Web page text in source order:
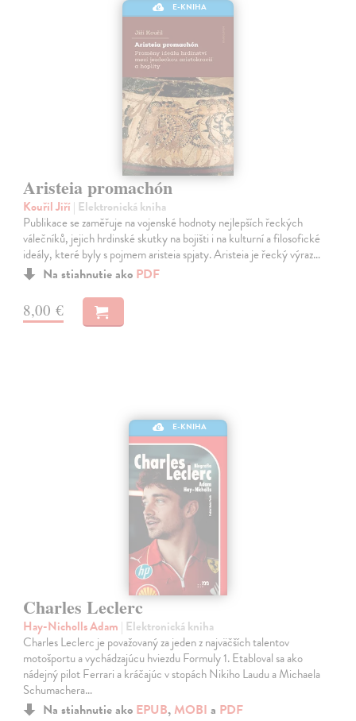
E-KNIHA
Aristeia promachón
Kouřil Jiří | Elektronická kniha
Publikace se zaměřuje na vojenské hodnoty nejlepších řeckých
válečníků, jejich hrdinské skutky na bojišti i na kulturní a filosofické
ideály, které byly s pojmem aristeia spjaty. Aristeia je řecký výraz…
Na stiahnutie ako PDF
8,00 €
E-KNIHA
Charles Leclerc
Hay-Nicholls Adam | Elektronická kniha
Charles Leclerc je považovaný za jeden z najväčších talentov
motošportu a vychádzajúcu hviezdu Formuly 1. Etabloval sa ako
nádejný pilot Ferrari a kráčajúc v stopách Nikiho Laudu a Michaela
Schumachera…
Na stiahnutie ako EPUB, MOBI a PDF